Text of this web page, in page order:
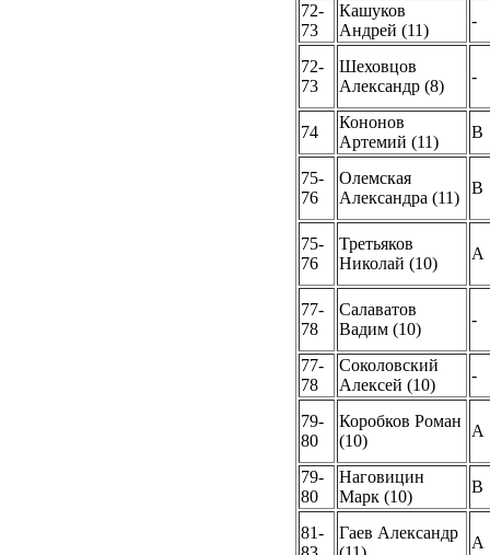
72-
73
Кашуков
Андрей (11)
-
72-
73
Шеховцов
Александр (8)
-
74
Кононов
Артемий (11)
B
75-
76
Олемская
Александра (11)
B
75-
76
Третьяков
Николай (10)
A
77-
78
Салаватов
Вадим (10)
-
77-
78
Соколовский
Алексей (10)
-
79-
80
Коробков Роман
(10)
A
79-
80
Наговицин
Марк (10)
B
81-
Гаев Александр
A